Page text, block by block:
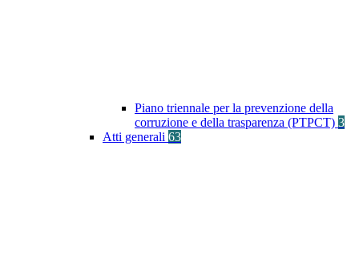
Piano triennale per la prevenzione della
corruzione e della trasparenza (PTPCT) 3
Atti generali 63